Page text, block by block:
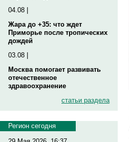
04.08 |
Жара до +35: что ждет
Приморье после тропических
дождей
03.08 |
Москва помогает развивать
отечественное
здравоохранение
статьи раздела
Регион сегодня